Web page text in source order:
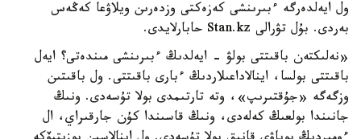
ول ايەلدەرگە ءبىرىنشى كەزەكتى وزدەرىن ويلاۋعا كەڭەس
بەردى. بۇل تۋرالى Stan.kz حابارلايدى.
«نەلىكتەن باقىتتى بولۋ - ايەلدىڭ ءبىرىنشى مىندەتى؟ ايەل
باقىتتى بولسا، اينالاداعىلاردىڭ ءبارى باقىتتى. ول باقىتىن
وزگەگە «جۇقتىرىپ»، وتە تارتىمدى بولا تۇسەدى. ونىڭ
جانىندا بولعىڭ كەلەدى، ونىڭ قاسىندا كۇن جارقىراي، ال